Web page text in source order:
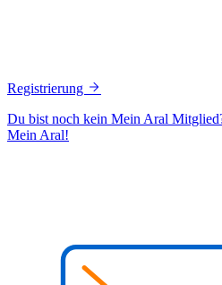
Registrierung
Du bist noch kein Mein Aral
Mein Aral!